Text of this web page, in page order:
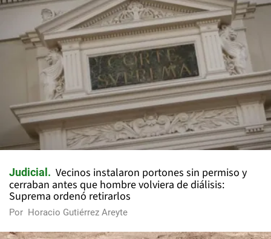
Judicial
Vecinos instalaron portones sin permiso y
cerraban antes que hombre volviera de diálisis:
Suprema ordenó retirarlos
Por Horacio Gutiérrez Areyte